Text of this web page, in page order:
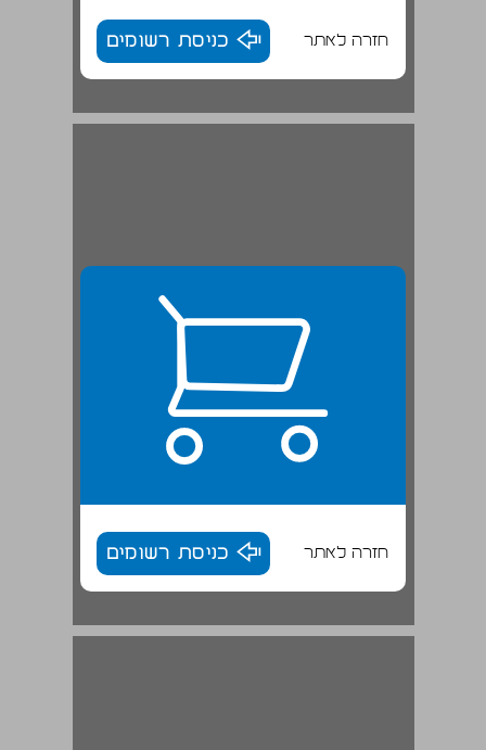
חזרה לאתר כניסת רשומים
חזרה לאתר כניסת רשומים